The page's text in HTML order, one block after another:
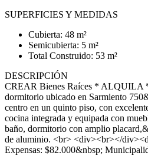
SUPERFICIES Y MEDIDAS
Cubierta: 48 m²
Semicubierta: 5 m²
Total Construido: 53 m²
DESCRIPCIÓN
CREAR Bienes Raíces * ALQUILA *
dormitorio ubicado en Sarmiento
centro en un quinto piso, con
cocina integrada y equipada con
baño, dormitorio con amplio
de aluminio. <br> <div><br></
Expensas: $82.000&nbsp;